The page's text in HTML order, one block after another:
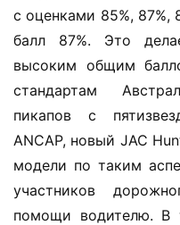
с оценками 85%, 87%,
балл 87%. Это
высоким общим
стандартам
пикапов с
ANCAP, новый JAC
модели по таким
участников
помощи водителю. В